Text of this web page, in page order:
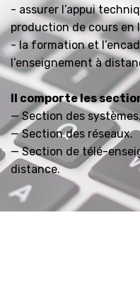
- assurer l’appui
production de cours en
- la formation et
l’enseignement à
Il comporte les
— Section des systèmes.
— Section des réseaux.
— Section de télé-
distance.